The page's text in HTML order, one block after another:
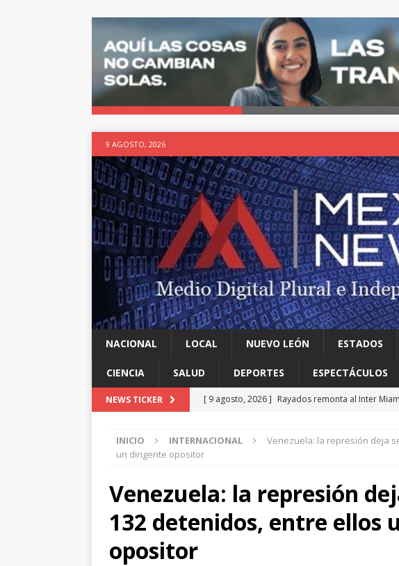
9 AGOSTO, 2026
NACIONAL LOCAL NUEVO LEÓN ESTADOS
CIENCIA SALUD DEPORTES ESPECTÁCULOS
NEWS TICKER [ 9 agosto, 2026 ] Rayados remonta al Inter
[ 9 agosto, 2026 ] Ya cantó el gallo
HISTORIA
León
LOCAL
[ 9 agosto, 2026 ] Transforma vidas 4T al sur
INICIO INTERNACIONAL
Venezuela: la represión deja
un dirigente opositor
Venezuela: la represión
132 detenidos, entre ellos
opositor